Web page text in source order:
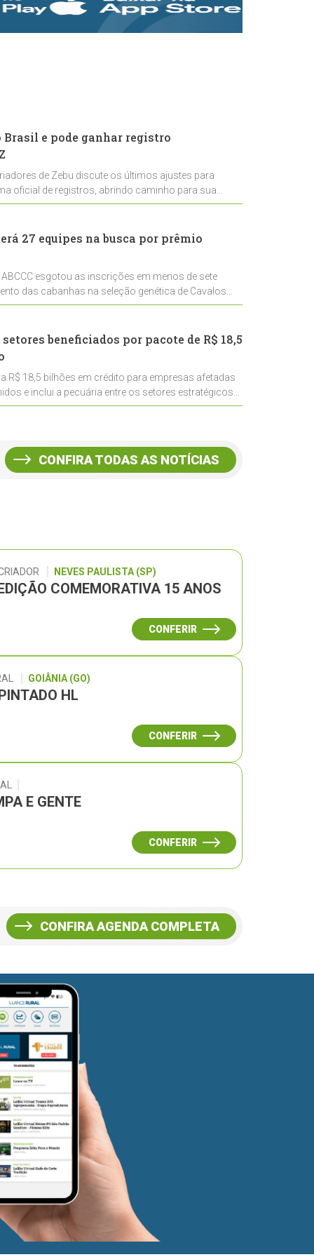
rastreabilidade e
rigor técnico para
Brasil e pode ganhar registro
de Zebu discute os últimos ajustes para
oficial de registros, abrindo caminho para sua
27 equipes na busca por prêmio
esgotou as inscrições em menos de sete
das cabanhas na seleção genética de Cavalos
beneficiados por pacote de R$ 18,5
R$ 18,5 bilhões em crédito para empresas afetadas
e inclui a pecuária entre os setores estratégicos
CONFIRA TODAS AS NOTÍCIAS
NEVES PAULISTA (SP)
COMEMORATIVA 15 ANOS
CONFERIR
GOIÂNIA (GO)
HL
CONFERIR
E GENTE
CONFERIR
CONFIRA AGENDA COMPLETA